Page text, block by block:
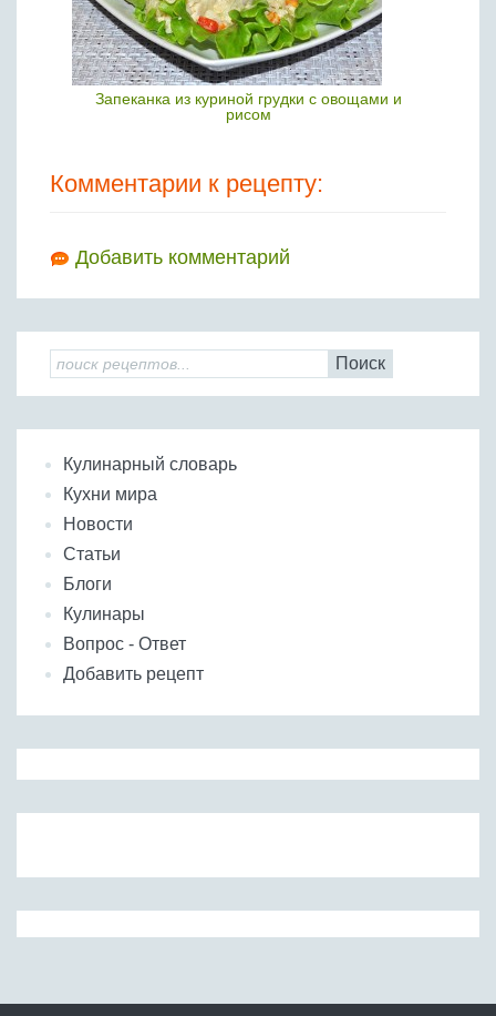
Запеканка из куриной грудки с овощами и
рисом
Комментарии к рецепту:
Добавить комментарий
Поиск
Кулинарный словарь
Кухни мира
Новости
Статьи
Блоги
Кулинары
Вопрос - Ответ
Добавить рецепт